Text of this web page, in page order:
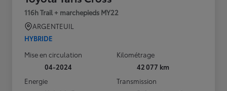
116h Trail + marchepieds MY22
ARGENTEUIL
HYBRIDE
Mise en circulation
04-2024
Kilométrage
42 077 km
Energie
Transmission